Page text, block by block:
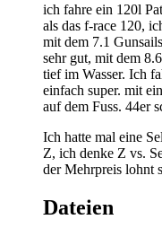
ich fahre ein 120l
als das f-race 120,
mit dem 7.1
sehr gut, mit dem
tief im Wasser. Ich
einfach super. mit
auf dem Fuss. 44er
Ich hatte mal eine
Z, ich denke Z vs.
der Mehrpreis lohnt
Dateien